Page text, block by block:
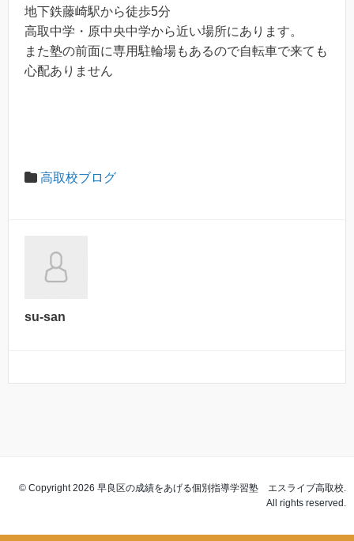
地下鉄藤崎駅から徒歩5分
高取中学・原中央中学から近い場所にあります。
また塾の前面に専用駐輪場もあるので自転車で来ても
心配ありません
高取校ブログ
su-san
© Copyright 2026 早良区の成績をあげる個別指導学習塾 エスライブ高取校.
All rights reserved.